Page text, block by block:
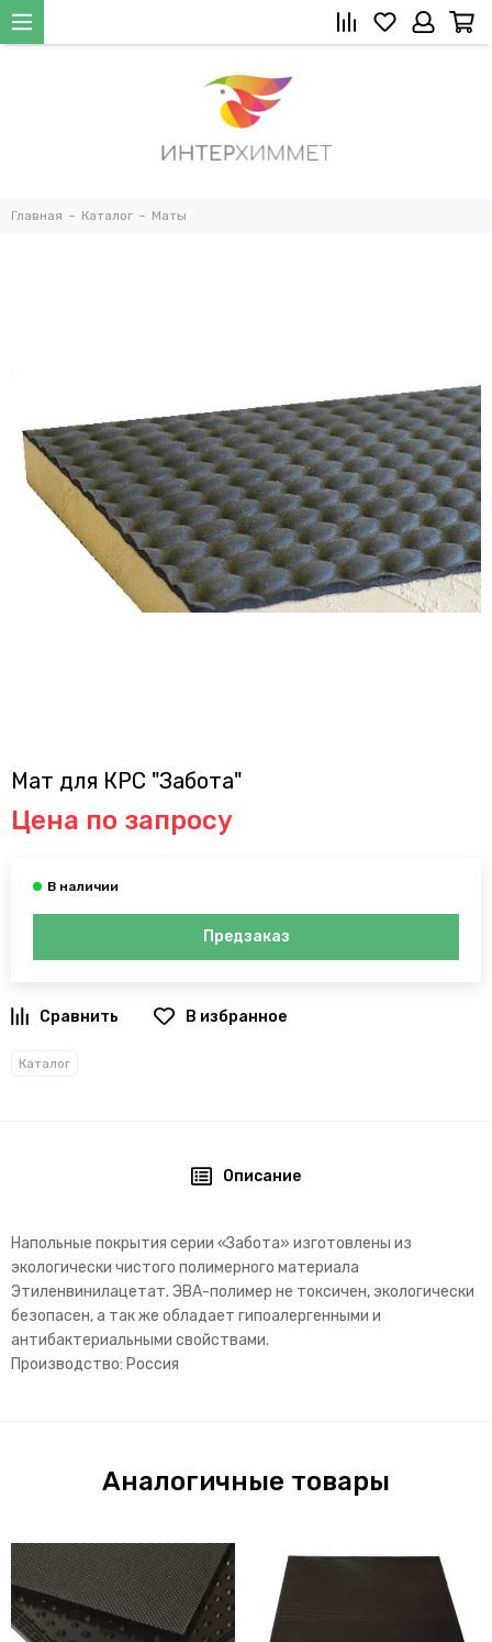
Главная Каталог Маты
Мат для КРС "Забота"
Цена по запросу
Предзаказ
В избранное
Каталог
Описание
Напольные покрытия серии «Забота» изготовлены из
экологически чистого полимерного материала
Этиленвинилацетат. ЭВА-полимер не токсичен, экологически
безопасен, а так же обладает гипоалергенными и
антибактериальными свойствами.
Производство: Россия
Аналогичные товары